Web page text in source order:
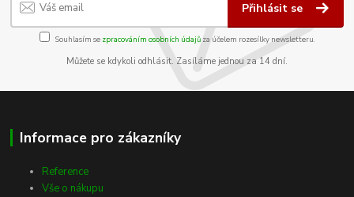
Přihlásit se
Souhlasím se zpracováním osobních údajůza účelem rozesílky newsletteru.
Můžete se kdykoli odhlásit. Zasíláme jednou za 14 dní.
Informace pro zákazníky
Reference
Vše o nákupu